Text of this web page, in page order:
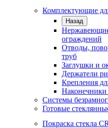
Комплектующие
Назад
ограждений
Отводы,
труб
Заглушки и
Держатели
Крепления
Наконечники
Системы
Готовые
Покраска стекла